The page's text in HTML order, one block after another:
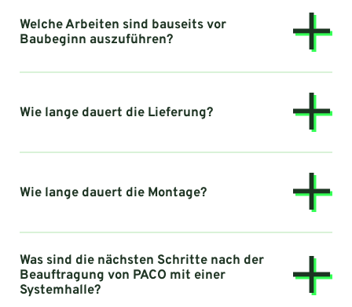
Welche Arbeiten sind bauseits vor
Baubeginn auszuführen?
Wie lange dauert die Lieferung?
Wie lange dauert die Montage?
Was sind die nächsten Schritte nach der
Beauftragung von PACO mit einer
Systemhalle?